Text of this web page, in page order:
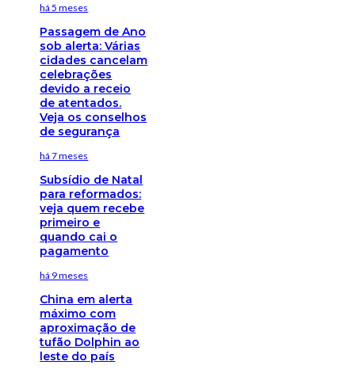
há 5 meses
Passagem de Ano
sob alerta: Várias
cidades cancelam
celebrações
devido a receio
de atentados.
Veja os conselhos
de segurança
há 7 meses
Subsídio de Natal
para reformados:
veja quem recebe
primeiro e
quando cai o
pagamento
há 9 meses
China em alerta
máximo com
aproximação de
tufão Dolphin ao
leste do país